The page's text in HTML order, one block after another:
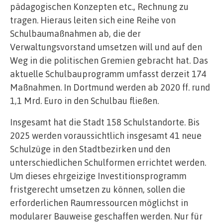
pädagogischen Konzepten etc., Rechnung zu
tragen. Hieraus leiten sich eine Reihe von
Schulbaumaßnahmen ab, die der
Verwaltungsvorstand umsetzen will und auf den
Weg in die politischen Gremien gebracht hat. Das
aktuelle Schulbauprogramm umfasst derzeit 174
Maßnahmen. In Dortmund werden ab 2020 ff. rund
1,1 Mrd. Euro in den Schulbau fließen.
Insgesamt hat die Stadt 158 Schulstandorte. Bis
2025 werden voraussichtlich insgesamt 41 neue
Schulzüge in den Stadtbezirken und den
unterschiedlichen Schulformen errichtet werden.
Um dieses ehrgeizige Investitionsprogramm
fristgerecht umsetzen zu können, sollen die
erforderlichen Raumressourcen möglichst in
modularer Bauweise geschaffen werden. Nur für